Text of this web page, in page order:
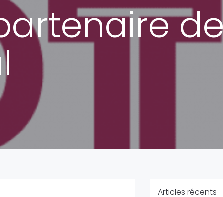
de
Articles récents